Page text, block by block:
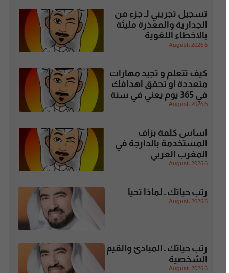
تسجيل تجريبي لـ جزء من
الجدارية والمعذرة مليئة
بالاخطاء اللغوية
6 August، 2026
كيف تتعلم و تجيد مهارات
متعددة او تحقق اهدافك
في 365 يوم يعني في سنة
6 August، 2026
اساس كلمة بزاف
المستخدمة بالدارجة في
المغرب العربي
6 August، 2026
رتب حياتك ـ لماذا تحيا
6 August، 2026
رتب حياتك ـ المبادئ والقيم
الشخصية
6 August، 2026